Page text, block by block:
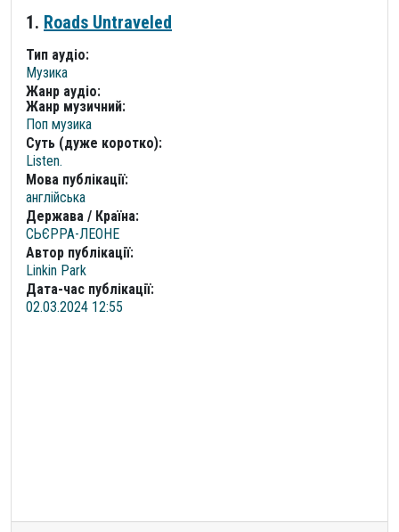
1. Roads Untraveled
Тип аудіо:
Музика
Жанр аудіо:
Жанр музичний:
Поп музика
Суть (дуже коротко):
Listen.
Мова публікації:
англійська
Держава / Країна:
СЬЄРРА-ЛЕОНЕ
Автор публікації:
Linkin Park
Дата-час публікації:
02.03.2024 12:55